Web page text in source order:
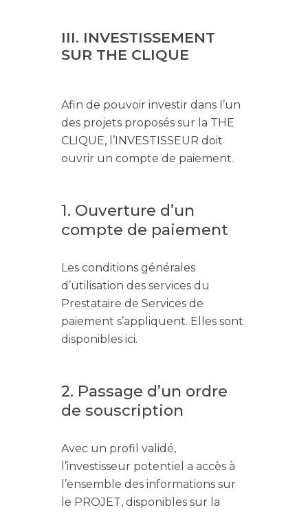
III. INVESTISSEMENT
SUR THE CLIQUE
Afin de pouvoir investir dans l’un
des projets proposés sur la THE
CLIQUE, l’INVESTISSEUR doit
ouvrir un compte de paiement.
1. Ouverture d’un
compte de paiement
Les conditions générales
d’utilisation des services du
Prestataire de Services de
paiement s’appliquent. Elles sont
disponiblesici.
2. Passage d’un ordre
de souscription
Avec un profil validé,
l’investisseur potentiel a accès à
l’ensemble des informations sur
le PROJET, disponibles sur la